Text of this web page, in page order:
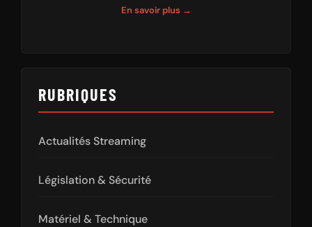
En savoir plus →
RUBRIQUES
Actualités Streaming
Législation & Sécurité
Matériel & Technique